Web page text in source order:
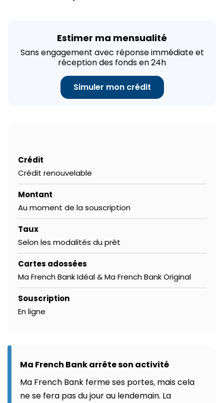
Estimer ma mensualité
Sans engagement avec réponse immédiate et
réception des fonds en 24h
Simuler mon crédit
Crédit
Crédit renouvelable
Montant
Au moment de la souscription
Taux
Selon les modalités du prêt
Cartes adossées
Ma French Bank Idéal & Ma French Bank Original
Souscription
En ligne
Ma French Bank arrête son activité
Ma French Bank ferme ses portes, mais cela
ne se fera pas du jour au lendemain. La